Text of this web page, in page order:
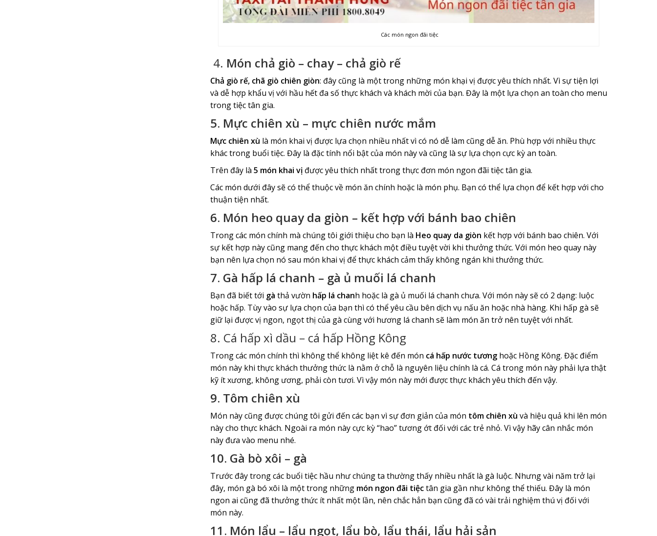
Các món ngon đãi tiệc
4. Món chả giò – chay – chả giò rế
Chả giò rế, chã giò chiên giòn: đây cũng là một trong những món khại vị được yêu thích nhất. Vì sự tiện lợi
và dễ hợp khẩu vị với hầu hết đa số thực khách và khách mời của bạn. Đây là một lựa chọn an toàn cho menu
trong tiệc tân gia.
5. Mực chiên xù – mực chiên nước mắm
Mực chiên xù là món khai vị được lựa chọn nhiều nhất vì có nó dễ làm cũng dễ ăn. Phù hợp với nhiều thực
khác trong buổi tiệc. Đây là đặc tính nổi bật của món này và cũng là sự lựa chọn cực kỳ an toàn.
Trên đây là 5 món khai vịđược yêu thích nhất trong thực đơn món ngon đãi tiệc tân gia.
Các món dưới đây sẽ có thể thuộc về món ăn chính hoặc là món phụ. Bạn có thể lựa chọn để kết hợp với cho
thuận tiện nhất.
6. Món heo quay da giòn – kết hợp với bánh bao chiên
Trong các món chính mà chúng tôi giới thiệu cho bạn là Heo quay da giòn kết hợp với bánh bao chiên. Với
sự kết hợp này cũng mang đến cho thực khách một điều tuyệt vời khi thưởng thức. Với món heo quay này
bạn nên lựa chọn nó sau món khai vị để thực khách cảm thấy không ngán khi thưởng thức.
7. Gà hấp lá chanh – gà ủ muối lá chanh
Bạn đã biết tới gà thả vườn hấp lá chanh hoặc là gà ủ muối lá chanh chưa. Với món này sẽ có 2 dạng: luộc
hoặc hấp. Tùy vào sự lựa chọn của bạn thì có thể yêu cầu bên dịch vụ nấu ăn hoặc nhà hàng. Khi hấp gà sẽ
giữ lại được vị ngon, ngọt thị của gà cùng với hương lá chanh sẽ làm món ăn trở nên tuyệt với nhất.
8. Cá hấp xì dầu – cá hấp Hồng Kông
Trong các món chính thì không thể không liệt kê đến món cá hấp nước tươnghoặc Hồng Kông. Đặc điểm
món này khi thực khách thưởng thức là nằm ở chỗ là nguyên liệu chính là cá. Cá trong món này phải lựa thật
kỹ ít xương, không ương, phải còn tươi. Vì vậy món này mới được thực khách yêu thích đến vậy.
9. Tôm chiên xù
Món này cũng được chúng tôi gửi đến các bạn vì sự đơn giản của món tôm chiên xù và hiệu quả khi lên món
này cho thực khách. Ngoài ra món này cực kỳ “hao” tương ớt đối với các trẻ nhỏ. Vì vậy hãy cân nhắc món
này đưa vào menu nhé.
10. Gà bò xôi – gà
Trước đây trong các buổi tiệc hầu như chúng ta thường thấy nhiều nhất là gà luộc. Nhưng vài năm trở lại
đây, món gà bó xôi là một trong những món ngon đãi tiệctân gia gần như không thể thiếu. Đây là món
ngon ai cũng đã thưởng thức ít nhất một lần, nên chắc hẳn bạn cũng đã có vài trải nghiệm thú vị đối với
món này.
11. Món lẩu – lẩu ngọt, lẩu bò, lẩu thái, lẩu hải sản